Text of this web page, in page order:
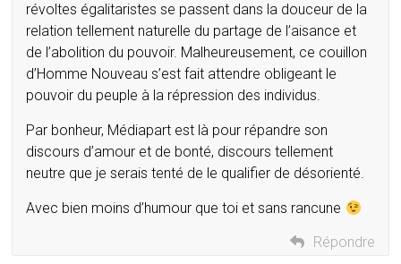
révoltes égalitaristes se passent dans la douceur de la
relation tellement naturelle du partage de l’aisance et
de l’abolition du pouvoir. Malheureusement, ce couillon
d’Homme Nouveau s’est fait attendre obligeant le
pouvoir du peuple à la répression des individus.
Par bonheur, Médiapart est là pour répandre son
discours d’amour et de bonté, discours tellement
neutre que je serais tenté de le qualifier de désorienté.
Avec bien moins d’humour que toi et sans rancune
Répondre